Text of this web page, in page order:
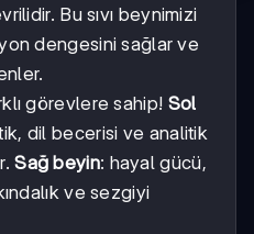
Bu sıvı beynimizi
dengesini sağlar ve
görevlere sahip! Sol
dil becerisi ve analitik
Sağ beyin: hayal gücü,
ve sezgiyi